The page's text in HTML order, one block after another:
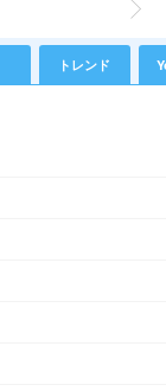
トレンド